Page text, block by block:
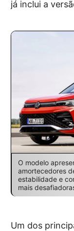
já inclui a
O modelo
amortecedores
estabilidade e
mais
Um dos